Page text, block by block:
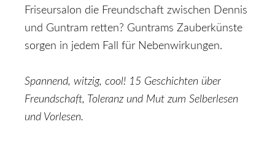
Friseursalon die Freundschaft zwischen Dennis
und Guntram retten? Guntrams Zauberkünste
sorgen in jedem Fall für Nebenwirkungen.
Spannend, witzig, cool! 15 Geschichten über
Freundschaft, Toleranz und Mut zum Selberlesen
und Vorlesen.